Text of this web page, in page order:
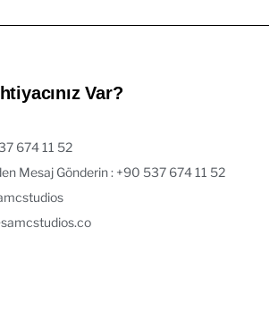
Var?
674 11 52‬
Mesaj Gönderin : +90 537 674 11 52‬